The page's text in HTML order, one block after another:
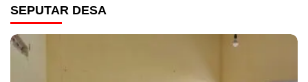
SEPUTAR DESA